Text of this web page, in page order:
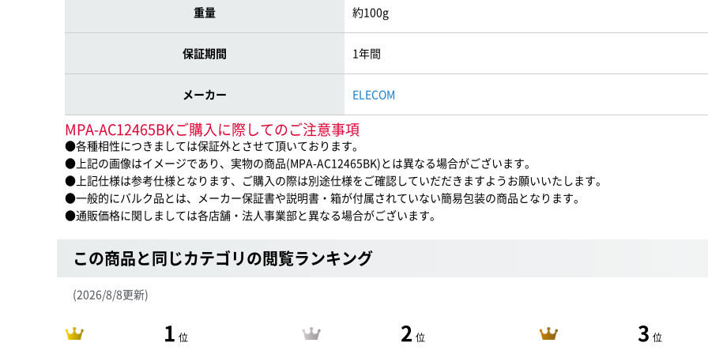
重量 約100g
保証期間 1年間
メーカー ELECOM
MPA-AC12465BKご購入に際してのご注意事項
●各種相性につきましては保証外とさせて頂いております。
●上記の画像はイメージであり、実物の商品(MPA-AC12465BK)とは異なる場合がございます。
●上記仕様は参考仕様となります、ご購入の際は別途仕様をご確認していだだきますようお願いいたします。
●一般的にバルク品とは、メーカー保証書や説明書・箱が付属されていない簡易包装の商品となります。
●通販価格に関しましては各店舗・法人事業部と異なる場合がございます。
この商品と同じカテゴリの閲覧ランキング
(2026/8/8更新)
1 位 2 位 3 位